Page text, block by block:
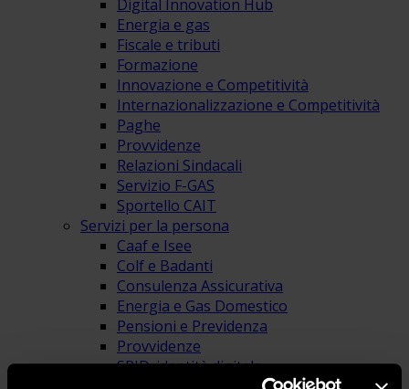
Digital Innovation Hub
Energia e gas
Fiscale e tributi
Formazione
Innovazione e Competitività
Internazionalizzazione e Competitività
Paghe
Provvidenze
Relazioni Sindacali
Servizio F-GAS
Sportello CAIT
Servizi per la persona
Caaf e Isee
Colf e Badanti
Consulenza Assicurativa
Energia e Gas Domestico
Pensioni e Previdenza
Provvidenze
SPID: identità digitale